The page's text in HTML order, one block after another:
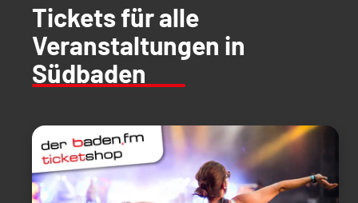
Tickets für alle
Veranstaltungen in
Südbaden